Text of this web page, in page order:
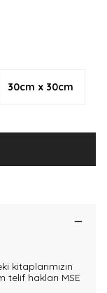
30cm x 30cm
kitaplarımızın
telif hakları MSE